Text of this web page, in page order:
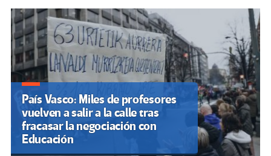
País Vasco: Miles de profesores
vuelven a salir a la calle tras
fracasar la negociación con
Educación